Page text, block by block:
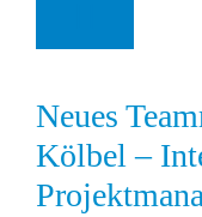
Neues
Kölbel –